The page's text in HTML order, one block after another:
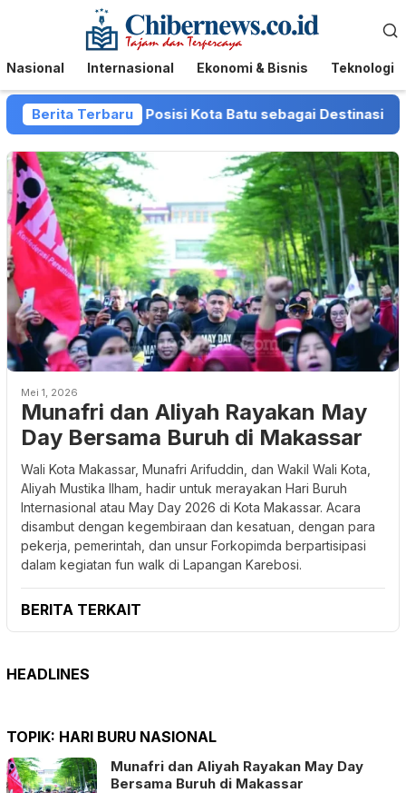
Menu
Mobile
Nasional Internasional Ekonomi & Bisnis Teknologi
Berita Terbaru
Batu Perkuat Posisi Kota Batu sebagai Destinasi
Mei 1, 2026
Munafri dan Aliyah Rayakan May
Day Bersama Buruh di Makassar
Wali Kota Makassar, Munafri Arifuddin, dan Wakil Wali Kota,
Aliyah Mustika Ilham, hadir untuk merayakan Hari Buruh
Internasional atau May Day 2026 di Kota Makassar. Acara
disambut dengan kegembiraan dan kesatuan, dengan para
pekerja, pemerintah, dan unsur Forkopimda berpartisipasi
dalam kegiatan fun walk di Lapangan Karebosi.
BERITA TERKAIT
HEADLINES
TOPIK: HARI BURU NASIONAL
Munafri dan Aliyah Rayakan May Day
Bersama Buruh di Makassar